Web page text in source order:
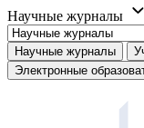
Научные журналы
Научные журналы
Электронные